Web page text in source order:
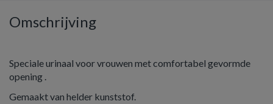
Omschrijving
Speciale urinaal voor vrouwen met comfortabel gevormde
opening .
Gemaakt van helder kunststof.